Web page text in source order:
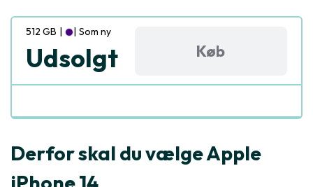
512 GB | | Som ny
Udsolgt Køb
Derfor skal du vælge Apple